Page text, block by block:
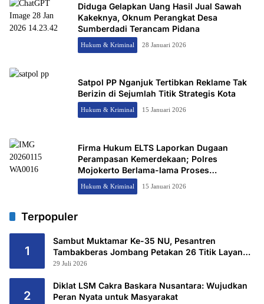
Diduga Gelapkan Uang Hasil Jual Sawah
Kakeknya, Oknum Perangkat Desa
Sumberdadi Terancam Pidana
Hukum & Kriminal 28 Januari 2026
Satpol PP Nganjuk Tertibkan Reklame Tak
Berizin di Sejumlah Titik Strategis Kota
Hukum & Kriminal 15 Januari 2026
Firma Hukum ELTS Laporkan Dugaan
Perampasan Kemerdekaan; Polres
Mojokerto Berlama-lama Proses
Penyelidikan, ADA APA?
Hukum & Kriminal 15 Januari 2026
Terpopuler
1
Sambut Muktamar Ke-35 NU, Pesantren
Tambakberas Jombang Petakan 26 Titik Layanan
Utama
29 Juli 2026
2
Diklat LSM Cakra Baskara Nusantara: Wujudkan
Peran Nyata untuk Masyarakat